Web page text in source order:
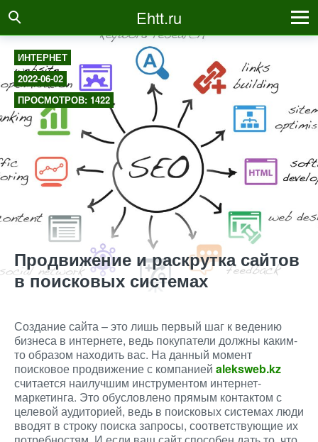
Ehtt.ru
ИНТЕРНЕТ
2022-06-02
ПРОСМОТРОВ: 1422
Продвижение и раскрутка сайтов
в поисковых системах
Создание сайта – это лишь первый шаг к ведению
бизнеса в интернете, ведь покупатели должны каким-
то образом находить вас. На данный момент
поисковое продвижение с компанией aleksweb.kz
считается наилучшим инструментом интернет-
маркетинга. Это обусловлено прямым контактом с
целевой аудиторией, ведь в поисковых системах люди
вводят в строку поиска запросы, соответствующие их